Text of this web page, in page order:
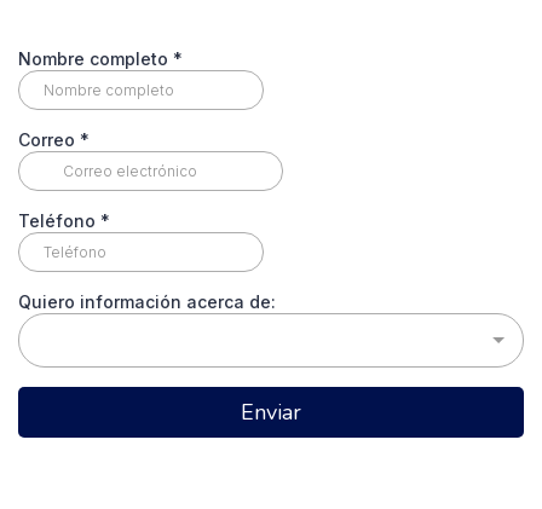
Nombre completo *
Correo *
Teléfono *
Quiero información acerca de:
Enviar